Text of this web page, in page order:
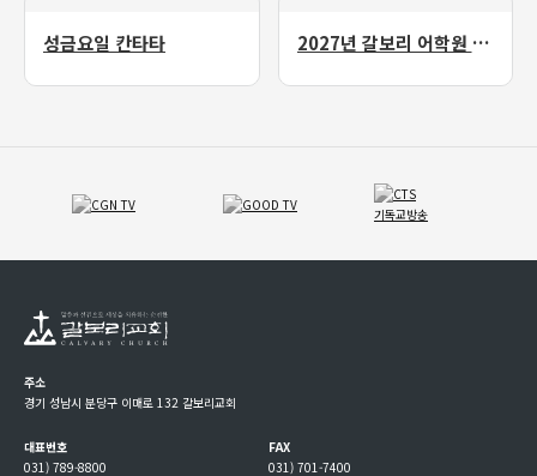
성금요일 칸타타 2027년 갈보리 어학원 유치부 신입생 모집
주소
경기 성남시 분당구 이매로 132 갈보리교회
대표번호
031) 789-8800
FAX
031) 701-7400